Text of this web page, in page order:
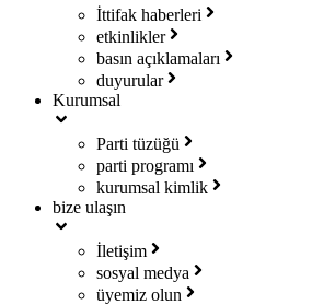
İttifak haberleri
etkinlikler
basın açıklamaları
duyurular
Kurumsal
Parti tüzüğü
parti programı
kurumsal kimlik
bize ulaşın
İletişim
sosyal medya
üyemiz olun